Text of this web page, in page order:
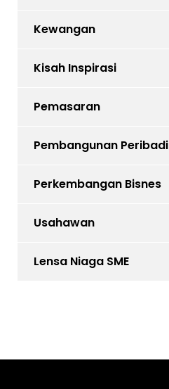
Kewangan
Kisah Inspirasi
Pemasaran
Pembangunan Peribadi
Perkembangan Bisnes
Usahawan
Lensa Niaga SME